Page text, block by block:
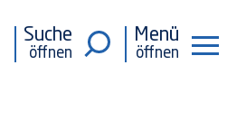
Suche Menü